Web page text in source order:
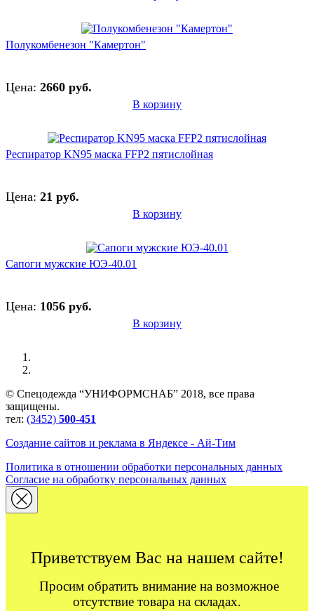
Полукомбенезон "Камертон"
Цена: 2660 руб.
В корзину
Респиратор KN95 маска FFP2 пятислойная
Цена: 21 руб.
В корзину
Сапоги мужские ЮЭ-40.01
Цена: 1056 руб.
В корзину
© Спецодежда “УНИФОРМСНАБ” 2018, все права
защищены.
тел: (3452) 500-451
Создание сайтов и реклама в Яндексе - Ай-Тим
Политика в отношении обработки персональных данных
Согласие на обработку персональных данных
Приветствуем Вас на нашем сайте!
Просим обратить внимание на возможное
отсутствие товара на складах.